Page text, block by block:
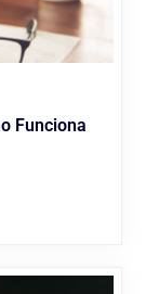
Funciona